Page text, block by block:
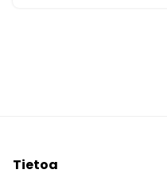
Tietoa